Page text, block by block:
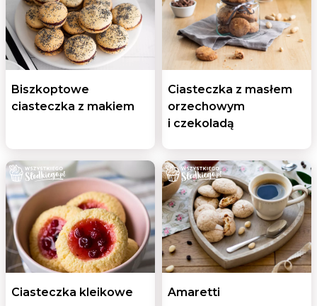
Biszkoptowe
ciasteczka z makiem
Ciasteczka z masłem
orzechowym
i czekoladą
Ciasteczka kleikowe Amaretti